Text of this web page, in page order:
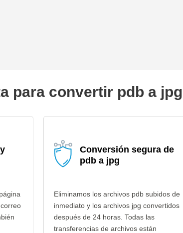
para convertir pdb a jpg
Conversión segura de
pdb a jpg
Eliminamos los archivos pdb subidos de
inmediato y los archivos jpg convertidos
después de 24 horas. Todas las
transferencias de archivos están